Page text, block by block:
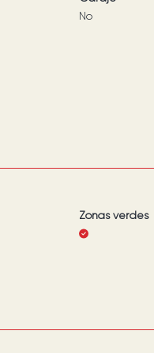
No
Zonas verdes